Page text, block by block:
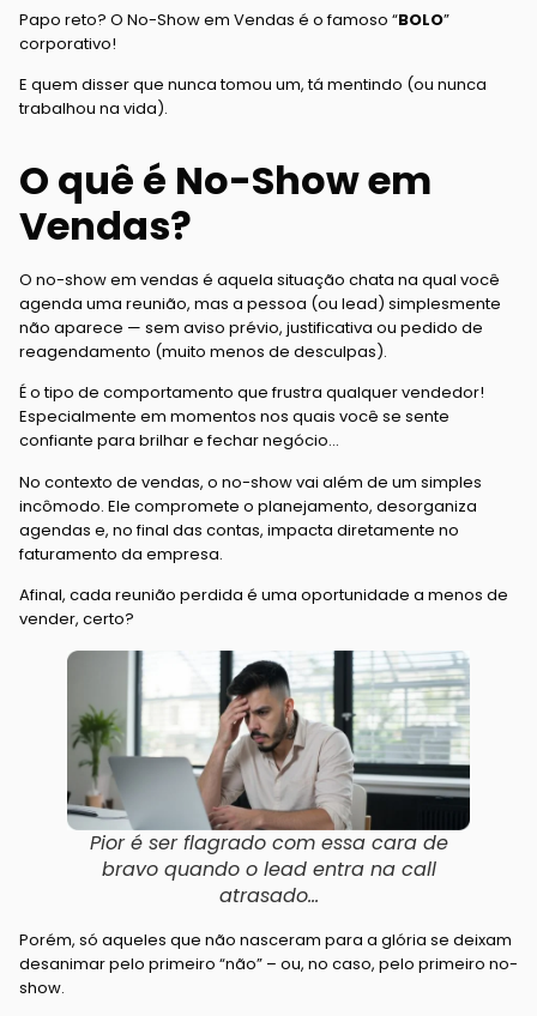
Papo reto? O No-Show em Vendas é o famoso “BOLO”
corporativo!
E quem disser que nunca tomou um, tá mentindo (ou nunca
trabalhou na vida).
O quê é No-Show em
Vendas?
O no-show em vendas é aquela situação chata na qual você
agenda uma reunião, mas a pessoa (ou lead) simplesmente
não aparece — sem aviso prévio, justificativa ou pedido de
reagendamento (muito menos de desculpas).
É o tipo de comportamento que frustra qualquer vendedor!
Especialmente em momentos nos quais você se sente
confiante para brilhar e fechar negócio…
No contexto de vendas, o no-show vai além de um simples
incômodo. Ele compromete o planejamento, desorganiza
agendas e, no final das contas, impacta diretamente no
faturamento da empresa.
Afinal, cada reunião perdida é uma oportunidade a menos de
vender, certo?
Pior é ser flagrado com essa cara de
bravo quando o lead entra na call
atrasado…
Porém, só aqueles que não nasceram para a glória se deixam
desanimar pelo primeiro “não” – ou, no caso, pelo primeiro no-
show.